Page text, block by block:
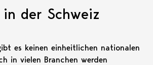
der Schweiz
es keinen einheitlichen nationalen
in vielen Branchen werden